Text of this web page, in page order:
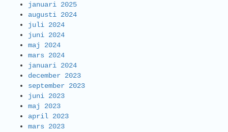
januari 2025
augusti 2024
juli 2024
juni 2024
maj 2024
mars 2024
januari 2024
december 2023
september 2023
juni 2023
maj 2023
april 2023
mars 2023